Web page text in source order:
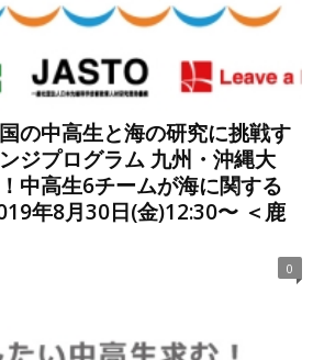
の中高生と海の研究に挑戦す
ジプログラム 九州・沖縄大
中高生6チームが海に関する
年8月30日(金)12:30〜 ＜鹿
0